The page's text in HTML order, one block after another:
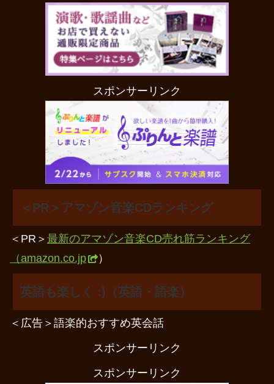
スポンサーリンク
＜PR＞アマゾン音楽CDランキング
＜PR＞ 最新のアマゾン音楽CD売れ筋ランキング
（amazon.co.jp
）
英語も楽しく :)（英語・語楽）
＜広告＞語楽的おすすめ英会話
スポンサーリンク
スポンサーリンク